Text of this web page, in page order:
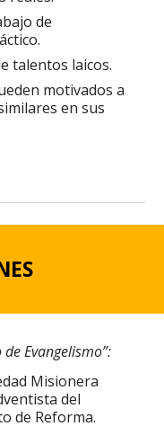
de
talentos laicos.
motivados a
en sus
Evangelismo”:
Misionera
del
de Reforma.